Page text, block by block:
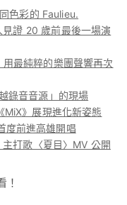
色彩的 Faulieu.
見證 20 歲前最後一場演
用最純粹的樂團聲響再次
錄音音源」的現場
MiX》展現進化新姿態
度前進高雄開唱
打歌〈夏目〉MV 公開
！